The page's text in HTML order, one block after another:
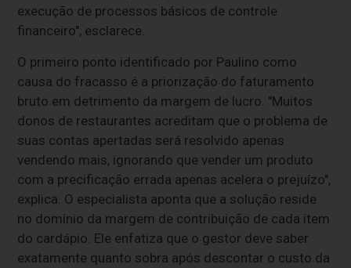
execução de processos básicos de controle
financeiro", esclarece.
O primeiro ponto identificado por Paulino como
causa do fracasso é a priorização do faturamento
bruto em detrimento da margem de lucro. "Muitos
donos de restaurantes acreditam que o problema de
suas contas apertadas será resolvido apenas
vendendo mais, ignorando que vender um produto
com a precificação errada apenas acelera o prejuízo",
explica. O especialista aponta que a solução reside
no domínio da margem de contribuição de cada item
do cardápio. Ele enfatiza que o gestor deve saber
exatamente quanto sobra após descontar o custo da